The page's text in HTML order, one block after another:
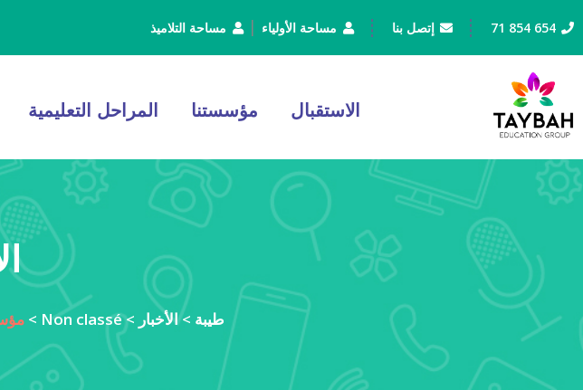
654 854 71 إتصل بنا مساحة الأولياء | مساحة التلاميذ
الاستقبال مؤسستنا المراحل التعليمية
طيبة >الأخبار >
Non classé
>